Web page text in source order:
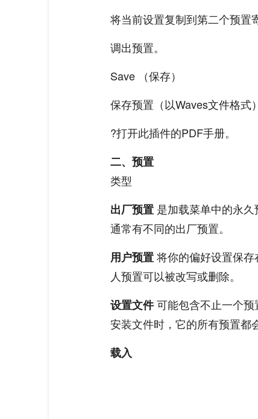
将当前设置复制到第二个预置
调出预置。
Save （保存）
保存预置（以Waves文件格式
?打开此插件的PDF手册。
二、预置
类型
出厂预置是加载菜单中的永久
通常有不同的出厂预置。
用户预置将你的偏好设置保存
人预置可以被改写或删除。
设置文件可能包含不止一个预
安装文件时，它的所有预置都
载入